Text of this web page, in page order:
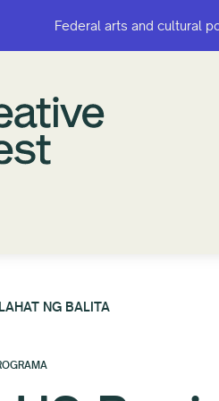
Federal arts and cultural
Federal arts and cultural
NG BALITA